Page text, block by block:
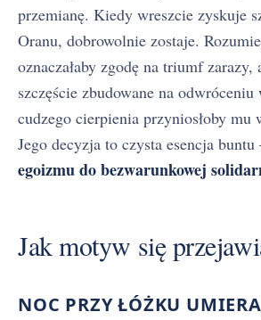
przemianę. Kiedy wreszcie zyskuje
Oranu, dobrowolnie zostaje.
oznaczałaby zgodę na triumf zarazy,
szczęście zbudowane na
cudzego cierpienia przyniosłoby mu
Jego decyzja to czysta esencja buntu
egoizmu do bezwarunkowej
Jak motyw się
NOC PRZY ŁÓŻKU